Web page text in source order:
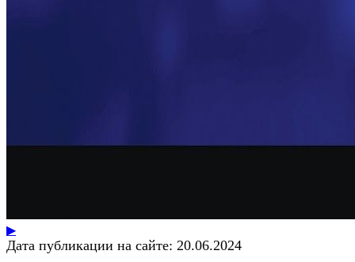
▶
Дата публикации на сайте: 20.06.2024